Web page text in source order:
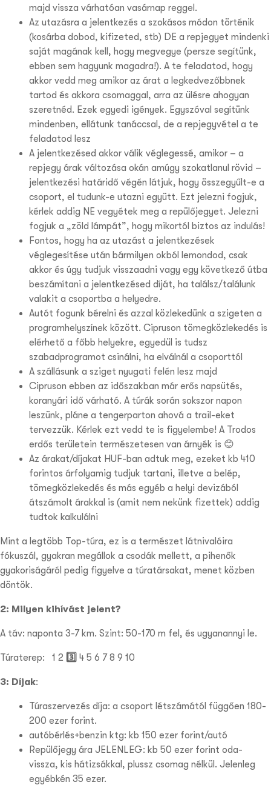
majd vissza várhatóan vasárnap reggel.
Az utazásra a jelentkezés a szokásos módon történik
(kosárba dobod, kifizeted, stb) DE a repjegyet mindenki
saját magának kell, hogy megvegye (persze segítünk,
ebben sem hagyunk magadra!). A te feladatod, hogy
akkor vedd meg amikor az árat a legkedvezőbbnek
tartod és akkora csomaggal, arra az ülésre ahogyan
szeretnéd. Ezek egyedi igények. Egyszóval segítünk
mindenben, ellátunk tanáccsal, de a repjegyvétel a te
feladatod lesz
A jelentkezésed akkor válik véglegessé, amikor – a
repjegy árak változása okán amúgy szokatlanul rövid –
jelentkezési határidő végén látjuk, hogy összegyűlt-e a
csoport, el tudunk-e utazni együtt. Ezt jelezni fogjuk,
kérlek addig NE vegyétek meg a repülőjegyet. Jelezni
fogjuk a „zöld lámpát”, hogy mikortól biztos az indulás!
Fontos, hogy ha az utazást a jelentkezések
véglegesítése után bármilyen okból lemondod, csak
akkor és úgy tudjuk visszaadni vagy egy következő útba
beszámítani a jelentkezésed díját, ha találsz/találunk
valakit a csoportba a helyedre.
Autót fogunk bérelni és azzal közlekedünk a szigeten a
programhelyszínek között. Cipruson tömegközlekedés is
elérhető a főbb helyekre, egyedül is tudsz
szabadprogramot csinálni, ha elválnál a csoporttól
A szállásunk a sziget nyugati felén lesz majd
Cipruson ebben az időszakban már erős napsütés,
koranyári idő várható. A túrák során sokszor napon
leszünk, pláne a tengerparton ahová a trail-eket
tervezzük. Kérlek ezt vedd te is figyelembe! A Trodos
erdős területein természetesen van árnyék is 😊
Az árakat/díjakat HUF-ban adtuk meg, ezeket kb 410
forintos árfolyamig tudjuk tartani, illetve a belép,
tömegközlekedés és más egyéb a helyi devizából
átszámolt árakkal is (amit nem nekünk fizettek) addig
tudtok kalkulálni
Mint a legtöbb Top-túra, ez is a természet látnivalóira
fókuszál, gyakran megállok a csodák mellett, a pihenők
gyakoriságáról pedig figyelve a túratársakat, menet közben
döntök.
2: Milyen kihívást jelent?
A táv: naponta 3-7 km. Szint: 50-170 m fel, és ugyanannyi le.
Túraterep: 1 2 3️⃣ 4 5 6 7 8 9 10
3: Díjak:
Túraszervezés díja: a csoport létszámától függően 180-
200 ezer forint.
autóbérlés+benzin ktg: kb 150 ezer forint/autó
Repülőjegy ára JELENLEG: kb 50 ezer forint oda-
vissza, kis hátizsákkal, plussz csomag nélkül. Jelenleg
egyébkén 35 ezer.